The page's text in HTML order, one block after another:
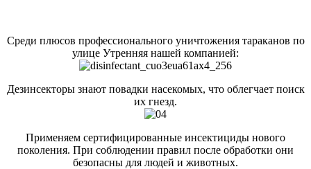
Среди плюсов профессионального уничтожения тараканов по
улице Утренняя нашей компанией:
Дезинсекторы знают повадки насекомых, что облегчает поиск
их гнезд.
Применяем сертифицированные инсектициды нового
поколения. При соблюдении правил после обработки они
безопасны для людей и животных.